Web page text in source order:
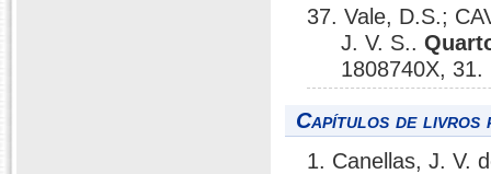
37. Vale, D.S.;
J. V. S..
1808740X, 31.
Capítulos de livros
1. Canellas, J. V.